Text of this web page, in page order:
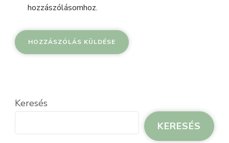
hozzászólásomhoz.
Keresés
KERESÉS